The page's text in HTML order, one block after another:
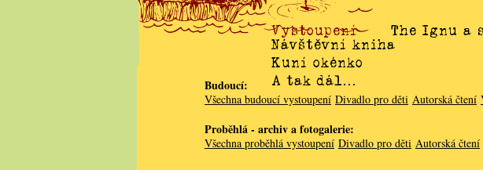
Vystoupení The Ignu a
Návštěvní kniha
Kuní okénko
A tak dál…
Budoucí:
Všechna budoucí vystoupení Divadlo pro děti Autorská čtení
Proběhlá - archiv a fotogalerie:
Všechna proběhlá vystoupení Divadlo pro děti Autorská čtení